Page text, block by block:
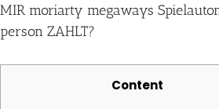
MIR moriarty megaways
person ZAHLT?
Content